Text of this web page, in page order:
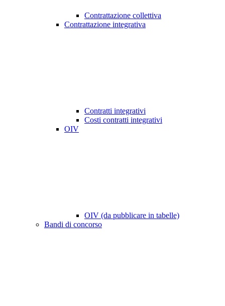
Contrattazione collettiva
Contrattazione integrativa
Contratti integrativi
Costi contratti integrativi
OIV
OIV (da pubblicare in tabelle)
Bandi di concorso